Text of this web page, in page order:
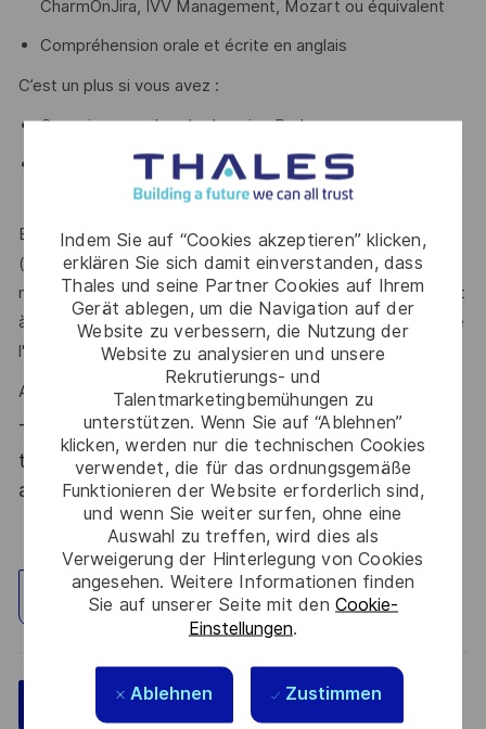
Indem Sie auf “Cookies akzeptieren” klicken,
erklären Sie sich damit einverstanden, dass
Thales und seine Partner Cookies auf Ihrem
Gerät ablegen, um die Navigation auf der
Website zu verbessern, die Nutzung der
Website zu analysieren und unsere
Rekrutierungs- und
Talentmarketingbemühungen zu
unterstützen. Wenn Sie auf “Ablehnen”
klicken, werden nur die technischen Cookies
verwendet, die für das ordnungsgemäße
Funktionieren der Website erforderlich sind,
und wenn Sie weiter surfen, ohne eine
Auswahl zu treffen, wird dies als
Verweigerung der Hinterlegung von Cookies
angesehen. Weitere Informationen finden
Sie auf unserer Seite mit den Cookie-
Einstellungen.
Ablehnen Zustimmen
CharmOnJira, IVV Management, Mozart ou équivalent
Compréhension orale et écrite en anglais
C’est un plus si vous avez :
Connaissance dans le domaine Radar
Connaissance du processus de développement complet
d'un système
Bon relationnel, savoir travailler en équipe pluridisciplinaire
(matériel, logiciel), esprit de leadership, capable de
manager une équipe transverse, aptitude à communiquer et
à convaincre sur des sujets techniques sont des atouts que
l'on vous reconnait ?
Alors ce poste est fait pour vous !
Thales, entreprise Handi-Engagée, reconnait
tous les talents. La diversité est notre meilleur
atout. Postulez et rejoignez nous !
Standort erkunden
Jetzt bewerben Speichern